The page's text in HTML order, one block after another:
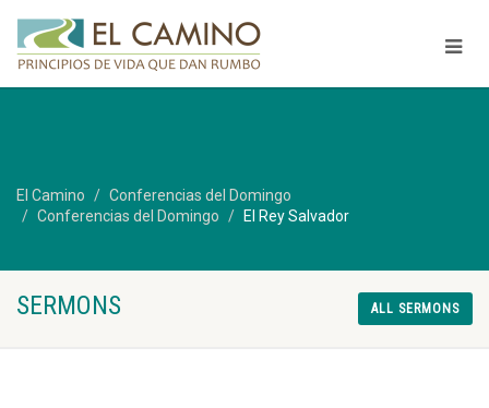
El Camino
Conferencias del Domingo
Conferencias del Domingo
El Rey Salvador
SERMONS ALL SERMONS